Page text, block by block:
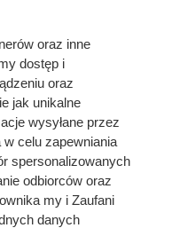
oraz inne
dostęp i
oraz
jak unikalne
wysyłane przez
celu zapewniania
spersonalizowanych
odbiorców oraz
my i Zaufani
danych